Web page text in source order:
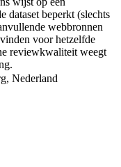
dataset beperkt (slechts
webbronnen
voor hetzelfde
reviewkwaliteit weegt
Nederland